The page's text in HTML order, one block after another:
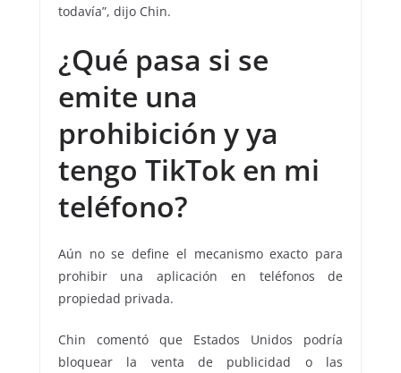
todavía”, dijo Chin.
¿Qué pasa si se
emite una
prohibición y ya
tengo TikTok en mi
teléfono?
Aún no se define el mecanismo exacto para
prohibir una aplicación en teléfonos de
propiedad privada.
Chin comentó que Estados Unidos podría
bloquear la venta de publicidad o las